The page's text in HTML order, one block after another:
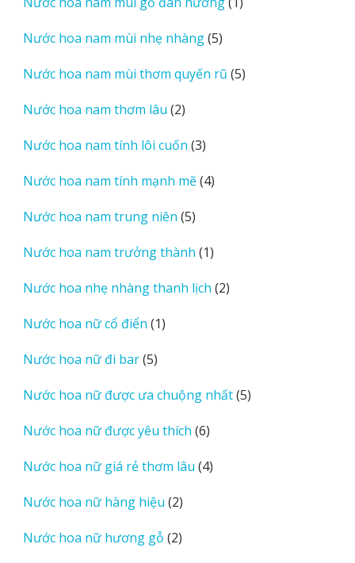
phẩm
Nước hoa nam mùi nhẹ nhàng 55
phẩm
Nước hoa nam mùi thơm quyến rũ 55
Nước hoa nam thơm lâu 22
phẩm
Nước hoa nam tính lôi cuốn 33
phẩm
Nước hoa nam tính mạnh mẽ 44
Nước hoa nam trung niên 55
phẩm
Nước hoa nam trưởng thành 11
phẩm
Nước hoa nhẹ nhàng thanh lịch 22
Nước hoa nữ cổ điển 11
Nước hoa nữ đi bar 55
phẩm
Nước hoa nữ được ưa chuộng nhất 55
Nước hoa nữ được yêu thích 66
phẩm
Nước hoa nữ giá rẻ thơm lâu 44
Nước hoa nữ hàng hiệu 22
phẩm
Nước hoa nữ hương gỗ 22